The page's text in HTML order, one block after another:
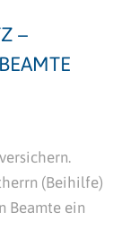
–
(Beihilfe)
Beamte ein